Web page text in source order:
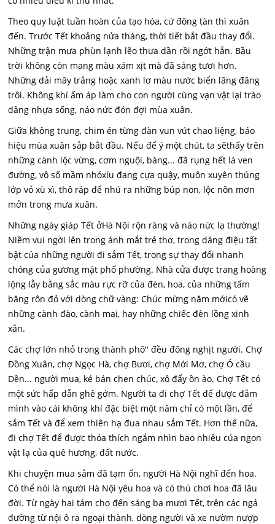
Theo quy luật tuần hoàn của tạo hóa, cứ đông tàn thì xuân
đến. Trước Tết khoảng nửa tháng, thời tiết bắt đầu thay đổi.
Những trận mưa phùn lạnh lẽo thưa dần rồi ngớt hẳn. Bầu
trời không còn mang màu xám xịt mà đã sáng tươi hơn.
Những dải mây trắng hoặc xanh lơ màu nước biển lãng đãng
trôi. Không khí ấm áp làm cho con người cùng vạn vật lại trào
dâng nhựa sống, náo nức đón đợi mùa xuân.
Giữa không trung, chim én từng đàn vun vút chao liệng, báo
hiệu mùa xuân sắp bắt đầu. Nếu để ý một chút, ta sẽthấy trên
những cành lộc vừng, cơm nguội, bàng... đã rụng hết lá ven
đường, vô số mầm nhỏxíu đang cựa quậy, muôn xuyên thủng
lớp vỏ xù xì, thô ráp để nhú ra những búp non, lộc nõn mơn
mởn trong mưa xuân.
Những ngày giáp Tết ởHà Nội rộn ràng và náo nức lạ thường!
Niềm vui ngời lên trong ánh mắt trẻ thơ, trong dáng điệu tất
bật của những người đi sắm Tết, trong sự thay đổi nhanh
chóng của gương mặt phố phường. Nhà cửa được trang hoàng
lộng lẫy bằng sắc màu rực rỡ của đèn, hoa, của những tấm
băng rôn đỏ với dòng chữ vàng: Chúc mừng năm mớicó vẽ
những cành đào, cành mai, hay những chiếc đèn lồng xinh
xắn.
Các chợ lớn nhỏ trong thành phô" đều đông nghịt người. Chợ
Đồng Xuân, chợ Ngọc Hà, chợ Bươi, chợ Mới Mơ, chợ Ỏ cầu
Dền... người mua, kẻ bán chen chúc, xô đẩy ồn ào. Chợ Tết có
một sức hấp dẫn ghê gớm. Người ta đi chợ Tết để được đắm
mình vào cái không khí đặc biệt một năm chỉ có một lần, để
sắm Tết và để xem thiên hạ đua nhau sắm Tết. Hơn thế nữa,
đi chợ Tết để được thỏa thích ngắm nhìn bao nhiêu của ngon
vật lạ của quê hương, đất nước.
Khi chuyện mua sắm đã tạm ổn, người Hà Nội nghĩ đến hoa.
Có thể nói là người Hà Nội yêu hoa và có thú chơi hoa đã lâu
đời. Từ ngày hai tám cho đến sáng ba mươi Tết, trên các ngả
đường từ nội ô ra ngoại thành, dòng người và xe nườm nượp